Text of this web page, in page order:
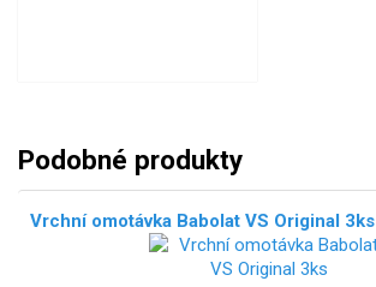
Podobné produkty
Vrchní omotávka Babolat VS Original 3ks